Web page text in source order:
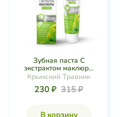
Зубная паста С
экстрактом маклюр...
Крымский Травник
230 ₽ 315 ₽
В корзину